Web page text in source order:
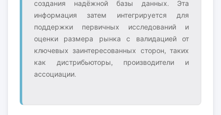
создания надёжной базы данных. Эта
информация затем интегрируется для
поддержки первичных исследований и
оценки размера рынка с валидацией от
ключевых заинтересованных сторон, таких
как дистрибьюторы, производители и
ассоциации.